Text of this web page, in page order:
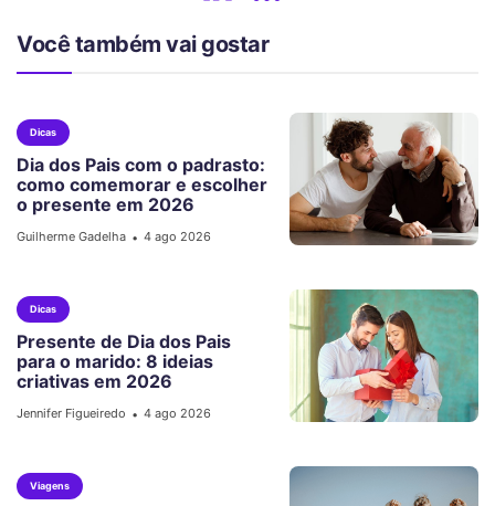
Você também vai gostar
Dicas
Dia dos Pais com o padrasto:
como comemorar e escolher
o presente em 2026
Guilherme Gadelha • 4 ago 2026
Dicas
Presente de Dia dos Pais
para o marido: 8 ideias
criativas em 2026
Jennifer Figueiredo • 4 ago 2026
Viagens